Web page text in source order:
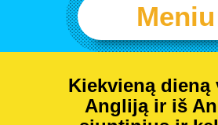
Meniu
Kiekvieną dieną
Angliją ir iš